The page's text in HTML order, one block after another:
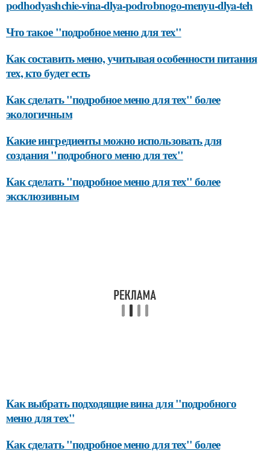
podhodyashchie-vina-dlya-podrobnogo-menyu-dlya-teh
Что такое "подробное меню для тех"
Как составить меню, учитывая особенности питания
тех, кто будет есть
Как сделать "подробное меню для тех" более
экологичным
Какие ингредиенты можно использовать для
создания "подробного меню для тех"
Как сделать "подробное меню для тех" более
эксклюзивным
Как выбрать подходящие вина для "подробного
меню для тех"
Как сделать "подробное меню для тех" более